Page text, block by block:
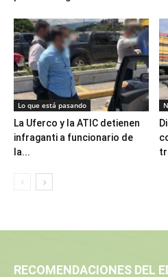
Lo que está pasando
La Uferco y la ATIC detienen
infraganti a funcionario de
la...
RECOMENDACIONES DEL